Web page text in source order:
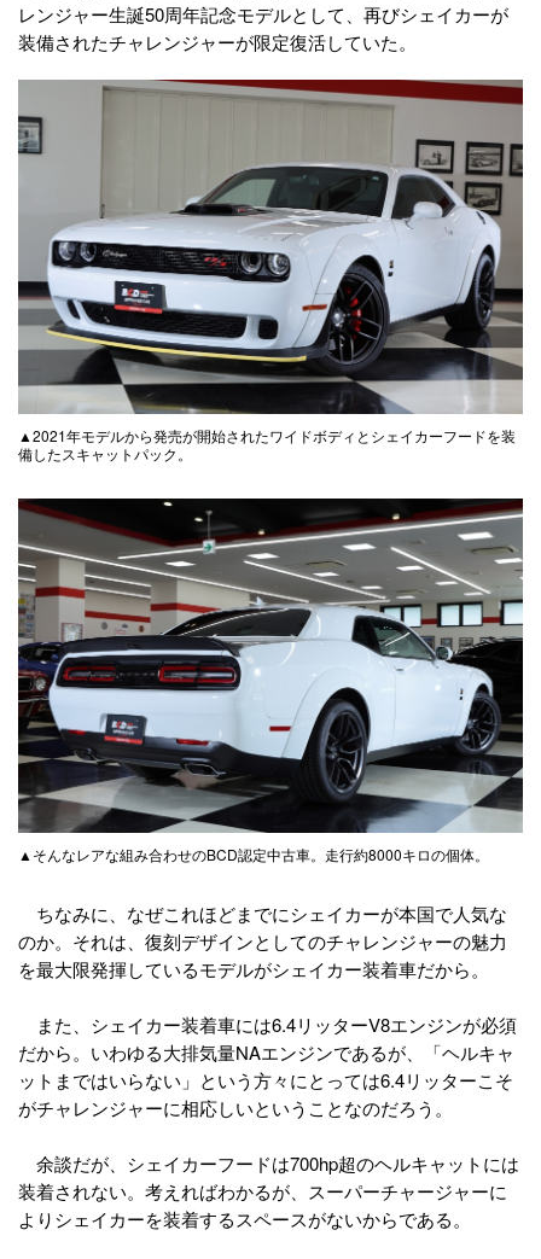
レンジャー生誕50周年記念モデルとして、再びシェイカーが
装備されたチャレンジャーが限定復活していた。
▲2021年モデルから発売が開始されたワイドボディとシェイカーフードを装
備したスキャットパック。
▲そんなレアな組み合わせのBCD認定中古車。走行約8000キロの個体。
ちなみに、なぜこれほどまでにシェイカーが本国で人気な
のか。それは、復刻デザインとしてのチャレンジャーの魅力
を最大限発揮しているモデルがシェイカー装着車だから。
また、シェイカー装着車には6.4リッターV8エンジンが必須
だから。いわゆる大排気量NAエンジンであるが、「ヘルキャ
ットまではいらない」という方々にとっては6.4リッターこそ
がチャレンジャーに相応しいということなのだろう。
余談だが、シェイカーフードは700hp超のヘルキャットには
装着されない。考えればわかるが、スーパーチャージャーに
よりシェイカーを装着するスペースがないからである。